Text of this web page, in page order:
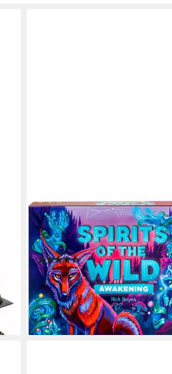
MATTEL GAMES
Spiel Spirits of the Wild - The
Awakening (D), Sammelspiel
(2)
ab 21,68 € UVP24,99 €
-13%
lieferbar - in 1-2 Werktagen bei dir